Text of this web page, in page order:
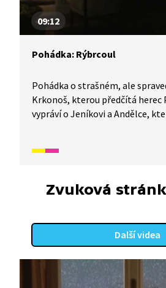
09:12
Pohádka: Rýbrcoul
Pohádka o strašném, ale
Krkonoš, kterou předčítá herec
vypráví o Jeníkovi a Andělce,
Rýbrcoula. Cesta k němu však
Zvuková
Další videa